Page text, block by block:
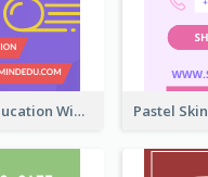
Mindfulness Education Wide Skyscraper Banner